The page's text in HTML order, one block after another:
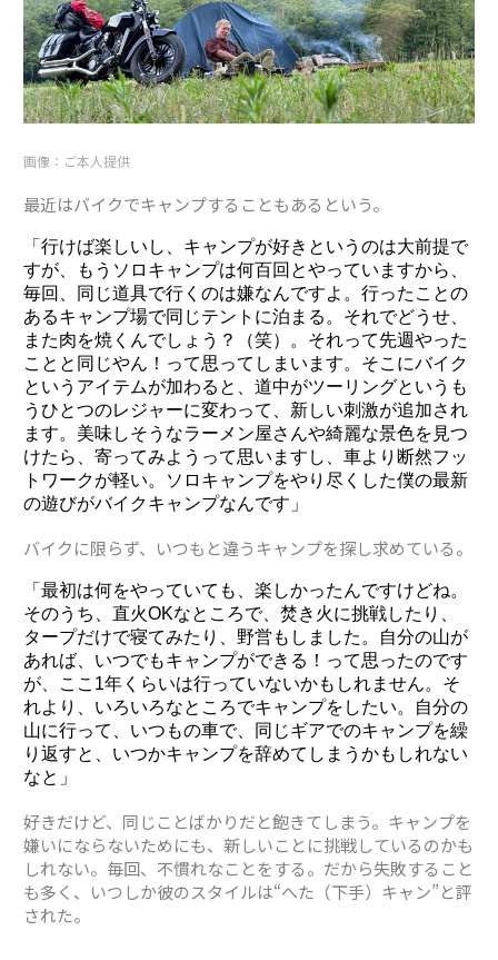
画像：ご本人提供
最近はバイクでキャンプすることもあるという。
「行けば楽しいし、キャンプが好きというのは大前提で
すが、もうソロキャンプは何百回とやっていますから、
毎回、同じ道具で行くのは嫌なんですよ。行ったことの
あるキャンプ場で同じテントに泊まる。それでどうせ、
また肉を焼くんでしょう？（笑）。それって先週やった
ことと同じやん！って思ってしまいます。そこにバイク
というアイテムが加わると、道中がツーリングというも
うひとつのレジャーに変わって、新しい刺激が追加され
ます。美味しそうなラーメン屋さんや綺麗な景色を見つ
けたら、寄ってみようって思いますし、車より断然フッ
トワークが軽い。ソロキャンプをやり尽くした僕の最新
の遊びがバイクキャンプなんです」
バイクに限らず、いつもと違うキャンプを探し求めている。
「最初は何をやっていても、楽しかったんですけどね。
そのうち、直火OKなところで、焚き火に挑戦したり、
タープだけで寝てみたり、野営もしました。自分の山が
あれば、いつでもキャンプができる！って思ったのです
が、ここ1年くらいは行っていないかもしれません。そ
れより、いろいろなところでキャンプをしたい。自分の
山に行って、いつもの車で、同じギアでのキャンプを繰
り返すと、いつかキャンプを辞めてしまうかもしれない
なと」
好きだけど、同じことばかりだと飽きてしまう。キャンプを
嫌いにならないためにも、新しいことに挑戦しているのかも
しれない。毎回、不慣れなことをする。だから失敗すること
も多く、いつしか彼のスタイルは“へた（下手）キャン”と評
された。